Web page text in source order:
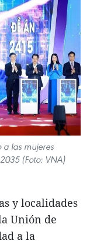
las mujeres
(Foto: VNA)
y localidades
Unión de
a la